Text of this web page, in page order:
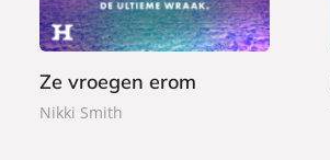
Ze vroegen erom
Nikki Smith